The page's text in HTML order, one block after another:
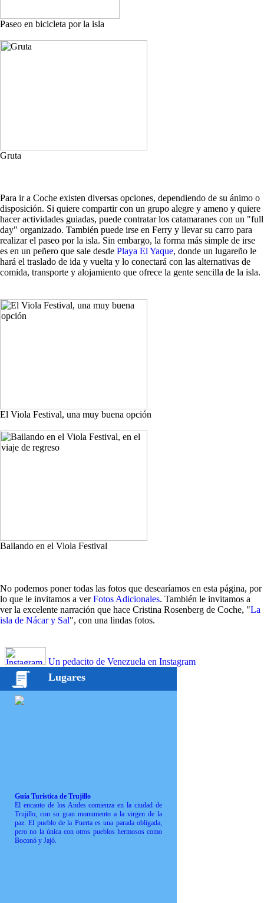
Paseo en bicicleta por la isla
Gruta
Para ir a Coche existen diversas opciones, dependiendo de su ánimo o
disposición. Si quiere compartir con un grupo alegre y ameno y quiere
hacer actividades guiadas, puede contratar los catamaranes con un "full
day" organizado. También puede irse en Ferry y llevar su carro para
realizar el paseo por la isla. Sin embargo, la forma más simple de irse
es en un peñero que sale desde Playa El Yaque, donde un lugareño le
hará el traslado de ida y vuelta y lo conectará con las alternativas de
comida, transporte y alojamiento que ofrece la gente sencilla de la isla.
El Viola Festival, una muy buena opción
Bailando en el Viola Festival
No podemos poner todas las fotos que desearíamos en esta página, por
lo que le invitamos a verFotos Adicionales. También le invitamos a
ver la excelente narración que hace Cristina Rosenberg de Coche, "La
isla de Nácar y Sal", con una lindas fotos.
Un pedacito de Venezuela en Instagram
Lugares
Guía Turística de Trujillo
El encanto de los Andes comienza en la ciudad de
Trujillo, con su gran monumento a la virgen de la
paz. El pueblo de la Puerta es una parada obligada,
pero no la única con otros pueblos hermosos como
Boconó y Jajó.